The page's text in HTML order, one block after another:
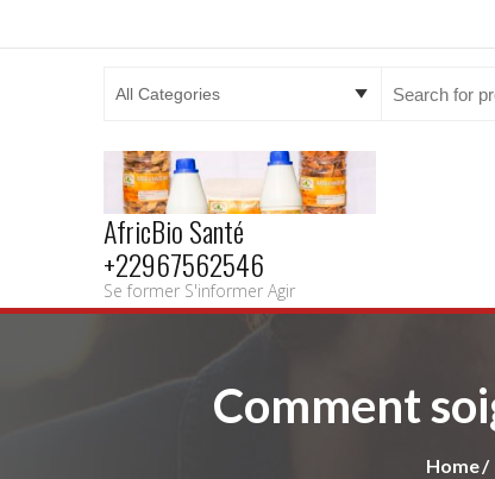
AfricBio Santé
+22967562546
Se former S'informer Agir
Comment
Home